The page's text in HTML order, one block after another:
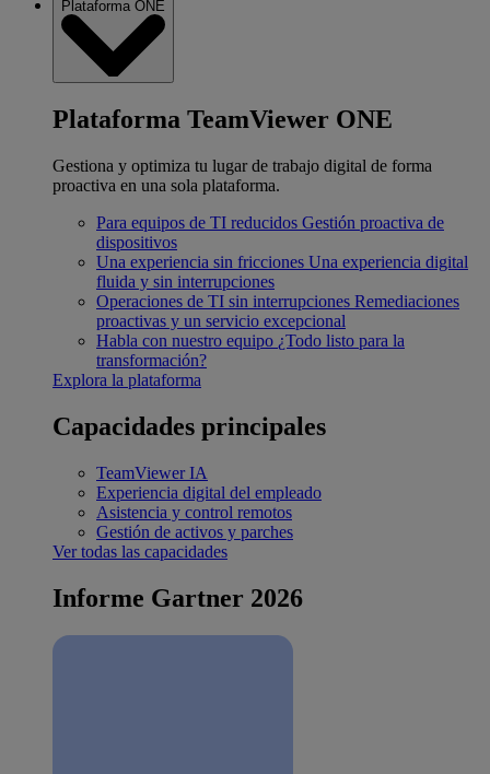
Plataforma ONE
Plataforma TeamViewer ONE
Gestiona y optimiza tu lugar de trabajo digital de forma
proactiva en una sola plataforma.
Para equipos de TI reducidos Gestión proactiva de
dispositivos
Una experiencia sin fricciones Una experiencia digital
fluida y sin interrupciones
Operaciones de TI sin interrupciones Remediaciones
proactivas y un servicio excepcional
Habla con nuestro equipo ¿Todo listo para la
transformación?
Explora la plataforma
Capacidades principales
TeamViewer IA
Experiencia digital del empleado
Asistencia y control remotos
Gestión de activos y parches
Ver todas las capacidades
Informe Gartner 2026